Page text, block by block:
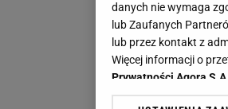
danych nie wymaga
lub Zaufanych
lub przez kontakt z
Więcej informacji o
Prywatności Agora S.A.